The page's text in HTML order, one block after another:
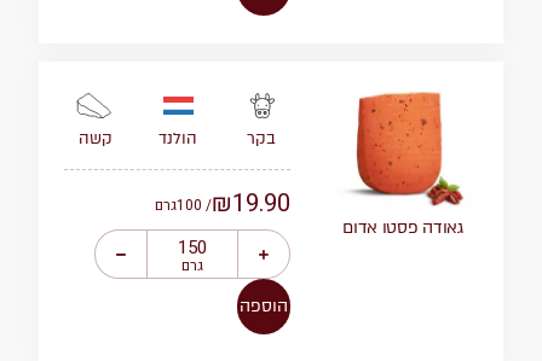
גאודה פסטו אדום
בקר הולנד קשה
₪19.90
/ 100 גרם
גרם
הוספה